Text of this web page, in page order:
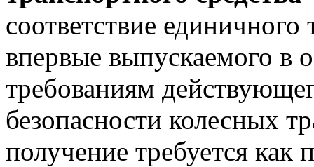
соответствие единичного
впервые выпускаемого в
требованиям
безопасности колесных
получение требуется